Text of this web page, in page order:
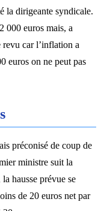
la dirigeante syndicale.
000 euros mais, a
car l’inflation a
euros on ne peut pas
préconisé de coup de
ministre suit la
hausse prévue se
de 20 euros net par